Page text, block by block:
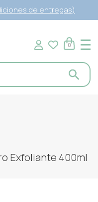
de entregas)
0
Exfoliante 400ml